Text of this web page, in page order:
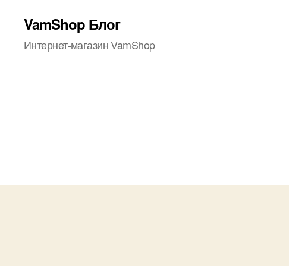
VamShop Блог
Интернет-магазин VamShop